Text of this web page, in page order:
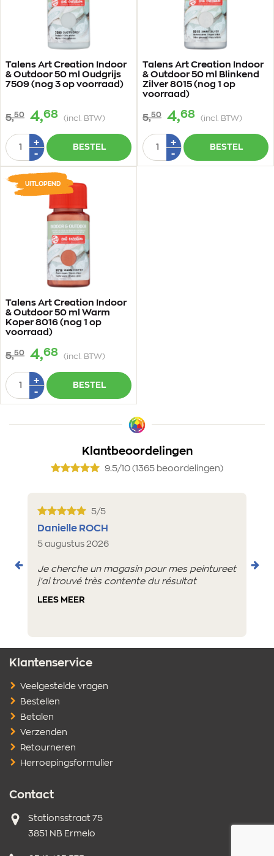
Talens Art Creation Indoor
& Outdoor 50 ml Oudgrijs
7509 (nog 3 op voorraad)
5,50 4,68 (incl. BTW)
Aantal
+Plus
-Min
1
BESTEL
Talens Art Creation Indoor
& Outdoor 50 ml Blinkend
Zilver 8015 (nog 1 op
voorraad)
5,50 4,68 (incl. BTW)
Aantal
+Plus
-Min
1
BESTEL
Talens Art Creation Indoor
& Outdoor 50 ml Warm
Koper 8016 (nog 1 op
voorraad)
5,50 4,68 (incl. BTW)
UITLOPEND
Aantal
+Plus
-Min
1
BESTEL
Klantbeoordelingen
9.5/10 (1365 beoordelingen)
5/5
Danielle ROCH
5 augustus 2026
Je cherche un magasin pour mes peintureet
j'ai trouvé très contente du résultat
LEES MEER
Klantenservice
Veelgestelde vragen
Bestellen
Betalen
Verzenden
Retourneren
Herroepingsformulier
Contact
Adres
Stationsstraat 75
3851 NB Ermelo